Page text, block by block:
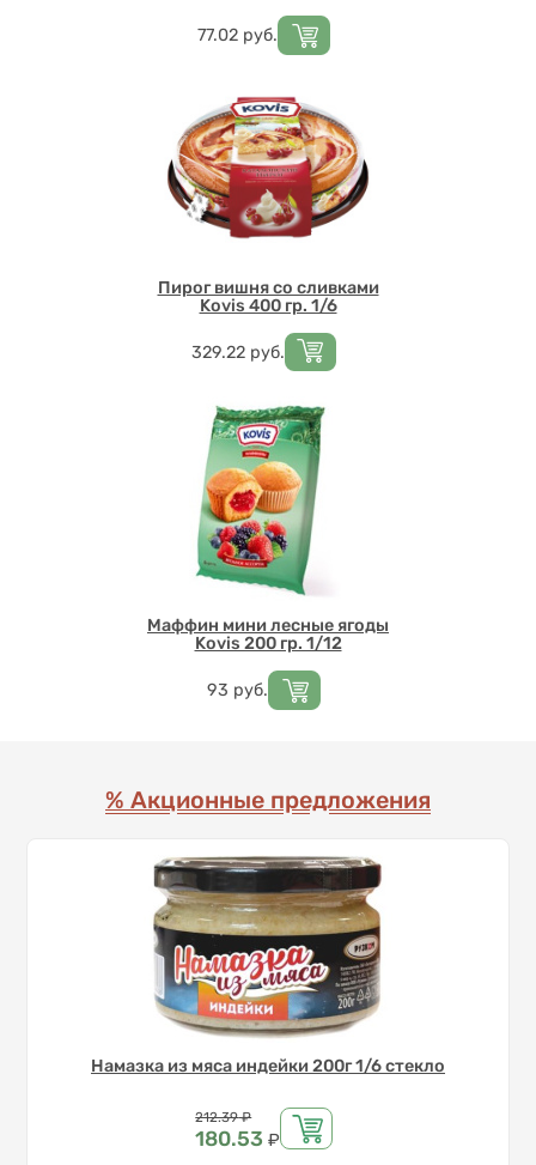
Цена
77.02 руб.
Пирог вишня со сливками
Kovis 400 гр. 1/6
Цена
329.22 руб.
Маффин мини лесные ягоды
Kovis 200 гр. 1/12
Цена
93 руб.
% Акционные предложения
Намазка из мяса индейки 200г 1/6 стекло
Цена
212.39 ₽
180.53 ₽